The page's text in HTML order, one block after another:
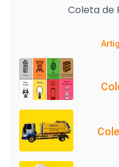
Coleta de